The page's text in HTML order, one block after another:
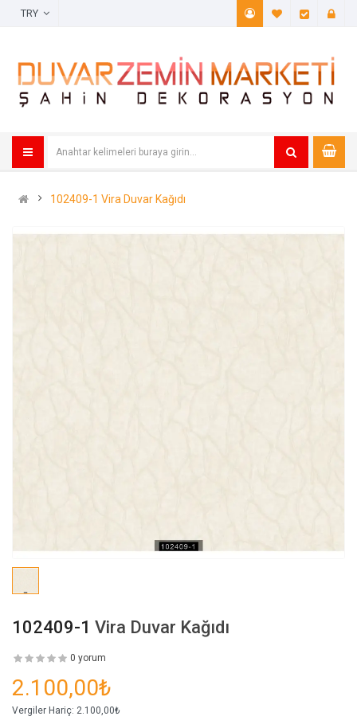
A. Listem
102409-1 Vira Duvar Kağıdı
102409-1 Vira Duvar Kağıdı
0 yorum
2.100,00₺
Vergiler Hariç: 2.100,00₺